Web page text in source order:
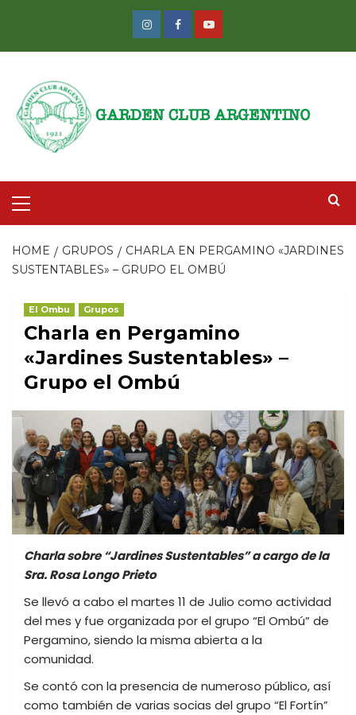
Instagram
FacebookYoutube
Menu
HOME GRUPOS
CHARLA EN PERGAMINO «JARDINES
SUSTENTABLES» – GRUPO EL OMBÚ
El Ombu Grupos
Charla en Pergamino
«Jardines Sustentables» –
Grupo el Ombú
Charla sobre “Jardines Sustentables” a cargo de la
Sra. Rosa Longo Prieto
Se llevó a cabo el martes 11 de Julio como actividad
del mes y fue organizada por el grupo “El Ombú” de
Pergamino, siendo la misma abierta a la
comunidad.
Se contó con la presencia de numeroso público, así
como también de varias socias del grupo “El Fortín”